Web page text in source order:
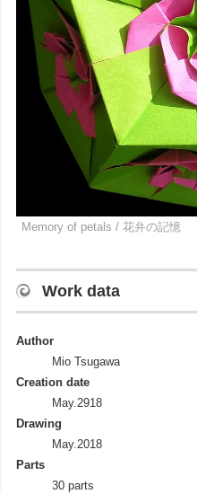
Memory of petals / 花弁の記憶
Work data
Author
Mio Tsugawa
Creation date
May.2918
Drawing
May.2018
Parts
30 parts